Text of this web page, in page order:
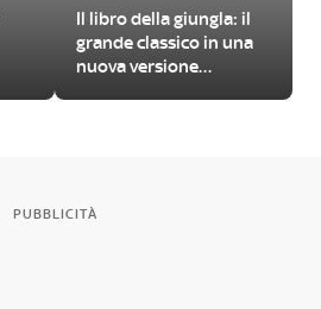
Il libro della giungla: il
grande classico in una
nuova versione
PUBBLICITÀ